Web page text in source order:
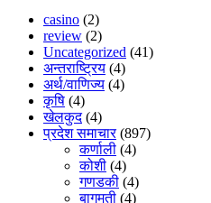
casino (2)
review (2)
Uncategorized (41)
अन्तराष्ट्रिय (4)
अर्थ/वाणिज्य (4)
कृषि (4)
खेलकुद(4)
प्रदेश समाचार(897)
कर्णाली (4)
कोशी (4)
गणडकी (4)
बागमती (4)